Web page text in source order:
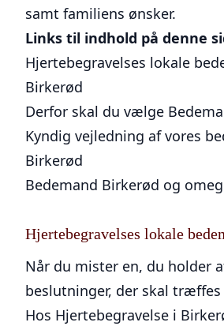
samt familiens ønsker.
Links til indhold på denne
Hjertebegravelses lokale
Birkerød
Derfor skal du vælge
Kyndig vejledning af vores
Birkerød
Bedemand Birkerød og
Hjertebegravelses lokale
Når du mister en, du holder
beslutninger, der skal
Hos Hjertebegravelse i